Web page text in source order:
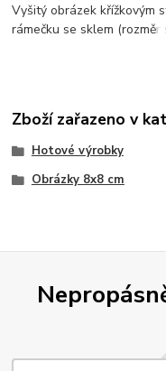
Vyšitý obrázek křížkovým
rámečku se sklem (rozměr
Zboží zařazeno v
Hotové výrobky
Obrázky 8x8 cm